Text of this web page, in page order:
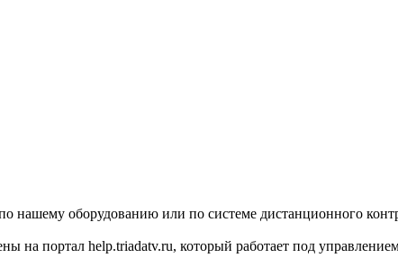
нашему оборудованию или по системе дистанционного
на портал help.triadatv.ru, который работает под